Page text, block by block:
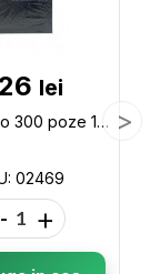
lei
Album foto 300 poze 10*15cm de Nunta 02469
02469
- +